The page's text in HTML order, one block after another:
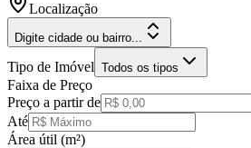
Localização
Digite cidade ou bairro...
Tipo de Imóvel Todos os tipos
Faixa de Preço
Preço a partir de
Até
Área útil (m²)